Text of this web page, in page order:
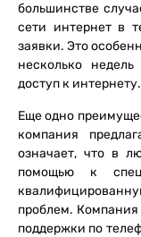
большинстве
сети интернет в
заявки. Это
несколько
доступ к интернету.
Еще одно
компания
означает, что в
помощью к
проблем. Компания
поддержки по